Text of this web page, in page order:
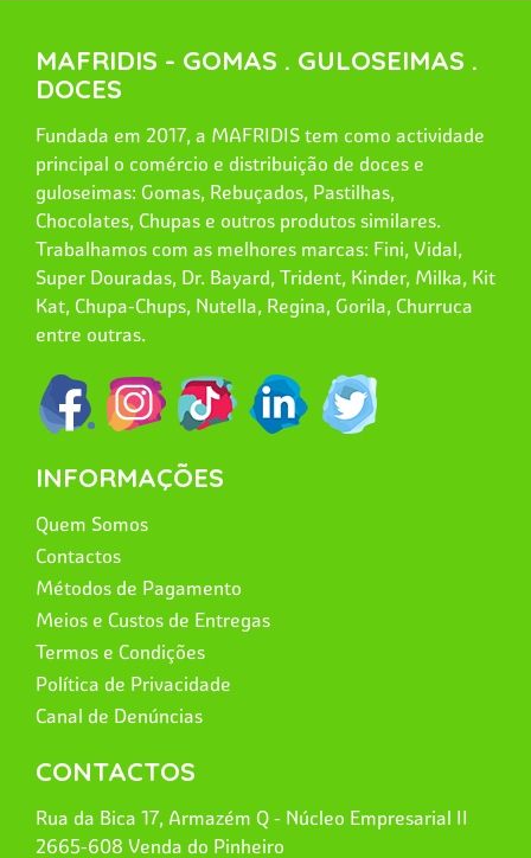
MAFRIDIS - GOMAS . GULOSEIMAS .
DOCES
Fundada em 2017, a MAFRIDIS tem como actividade
principal o comércio e distribuição de doces e
guloseimas: Gomas, Rebuçados, Pastilhas,
Chocolates, Chupas e outros produtos similares.
Trabalhamos com as melhores marcas: Fini, Vidal,
Super Douradas, Dr. Bayard, Trident, Kinder, Milka, Kit
Kat, Chupa-Chups, Nutella, Regina, Gorila, Churruca
entre outras.
INFORMAÇÕES
Quem Somos
Contactos
Métodos de Pagamento
Meios e Custos de Entregas
Termos e Condições
Política de Privacidade
Canal de Denúncias
CONTACTOS
Rua da Bica 17, Armazém Q - Núcleo Empresarial II
2665-608 Venda do Pinheiro